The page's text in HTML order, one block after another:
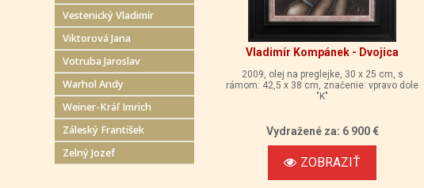
Vestenický Vladimír
Viktorová Jana
Votruba Jaroslav
Warhol Andy
Weiner-Kráľ Imrich
Záleský František
Zelný Jozef
Vladimír Kompánek - Dvojica
2009, olej na preglejke, 30 x 25 cm, s
rámom: 42,5 x 38 cm, značenie: vpravo dole
"K"
Vydražené za: 6 900 €
ZOBRAZIŤ